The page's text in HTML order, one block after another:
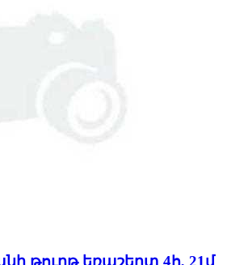
թուղթ եռաշերտ 4հ, 21մ